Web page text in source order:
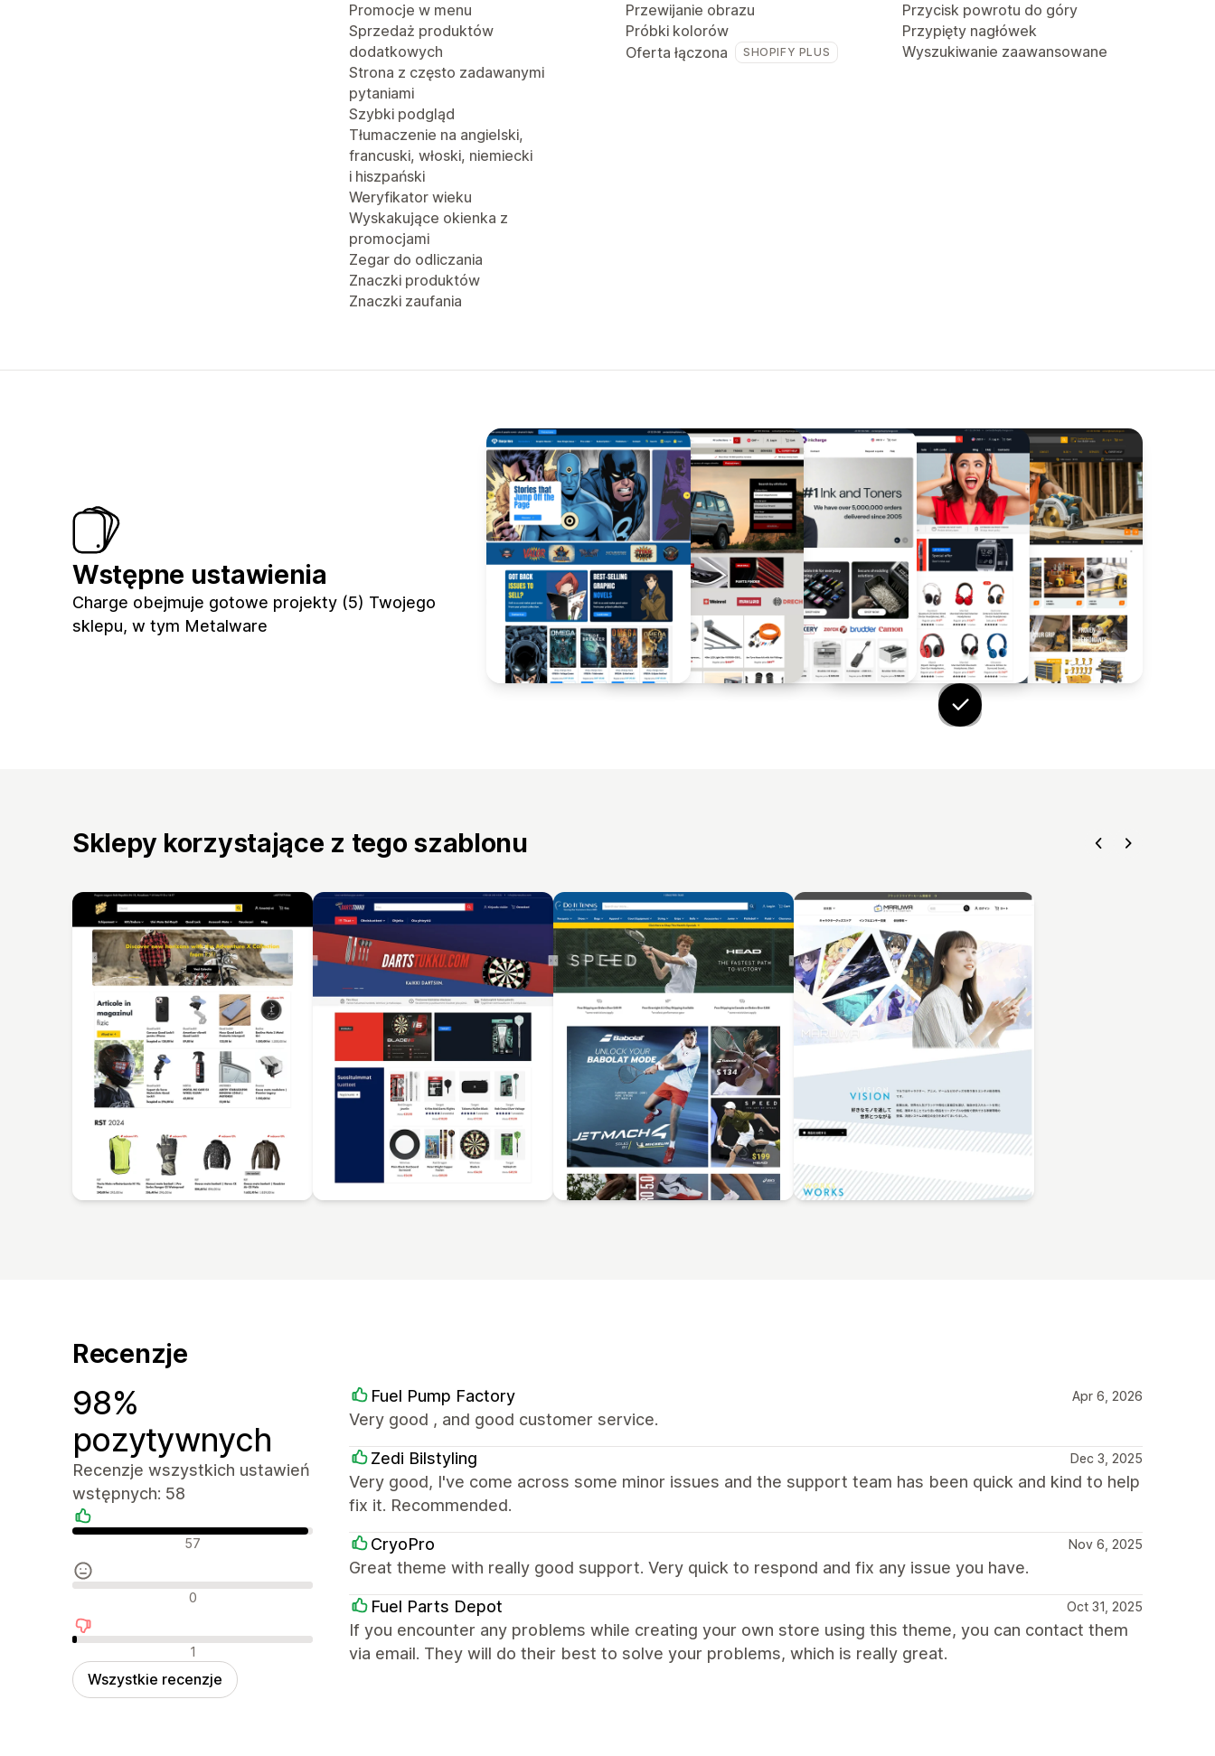
Promocje w menu
Sprzedaż produktów
dodatkowych
Strona z często zadawanymi
pytaniami
Szybki podgląd
Tłumaczenie na angielski,
francuski, włoski, niemiecki
i hiszpański
Weryfikator wieku
Wyskakujące okienka z
promocjami
Zegar do odliczania
Znaczki produktów
Znaczki zaufania
Przewijanie obrazu
Próbki kolorów
Oferta łączona
SHOPIFY PLUS
Przycisk powrotu do góry
Przypięty nagłówek
Wyszukiwanie zaawansowane
Wstępne ustawienia
Charge obejmuje gotowe projekty (5) Twojego
sklepu, w tym Metalware
Sklepy korzystające z tego szablonu
Recenzje
98%
pozytywnych
Recenzje wszystkich ustawień
wstępnych: 58
Pozytywne recenzje
57
Neutralne recenzje
0
Negatywne recenzje
1
Wszystkie recenzje
Fuel Pump Factory Apr 6, 2026
Very good , and good customer service.
Zedi Bilstyling Dec 3, 2025
Very good, I've come across some minor issues and the support team has been quick and kind to help
fix it. Recommended.
CryoPro Nov 6, 2025
Great theme with really good support. Very quick to respond and fix any issue you have.
Fuel Parts Depot Oct 31, 2025
If you encounter any problems while creating your own store using this theme, you can contact them
via email. They will do their best to solve your problems, which is really great.